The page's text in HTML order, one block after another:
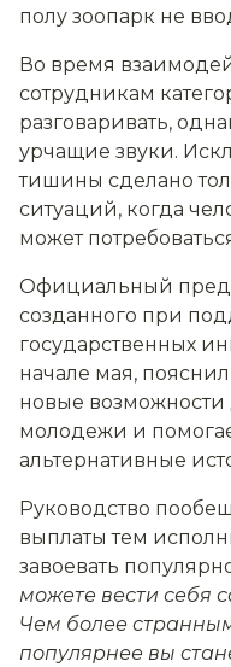
полу зоопарк не
Во время
сотрудникам
разговаривать,
урчащие звуки.
тишины сделано
ситуаций, когда
может
Официальный
созданного при
государственных
начале мая,
новые возможности
молодежи и
альтернативные
Руководство
выплаты тем
завоевать
можете вести себя
Чем более
популярнее вы